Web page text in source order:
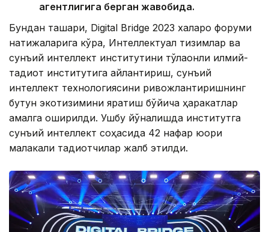
агентлигига берган жавобида.
Бундан ташқари, Digital Bridge 2023 халқаро форуми
натижаларига кўра, Интеллектуал тизимлар ва
сунъий интеллект институтини тўлақонли илмий-
тадқиқот институтига айлантириш, сунъий
интеллект технологиясини ривожлантиришнинг
бутун экотизимини яратиш бўйича ҳаракатлар
амалга оширилди. Ушбу йўналишда институтга
сунъий интеллект соҳасида 42 нафар юқори
малакали тадқиқотчилар жалб этилди.